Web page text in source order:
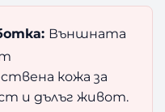
Външната
кожа за
и дълъг живот.